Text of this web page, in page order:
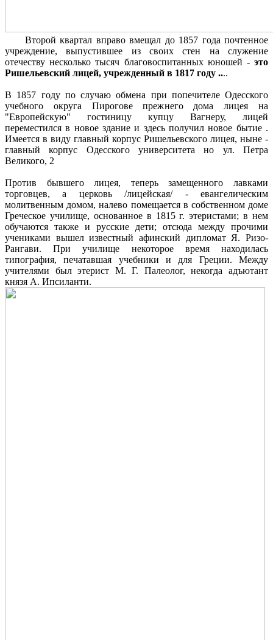
Второй квартал вправо вмещал до 1857 года почтенное
учреждение, выпустившее из своих стен на служение
отечеству несколько тысяч благовоспитанных юношей - это
Ришельевский лицей, учрежденный в 1817 году ....
В 1857 году по случаю обмена при попечителе Одесского
учебного округа Пирогове прежнего дома лицея на
"Европейскую" гостиницу купцу Вагнеру, лицей
переместился в новое здание и здесь получил новое бытие .
Имеется в виду главный корпус Ришельевского лицея, ныне -
главный корпус Одесского университета но ул. Петра
Великого, 2
Против бывшего лицея, теперь замещенного лавками
торговцев, а церковь /лицейская/ - евангелическим
молитвенным домом, налево помещается в собственном доме
Греческое училище, основанное в 1815 г. этеристами; в нем
обучаются также и русские дети; отсюда между прочими
учениками вышел известный афинский дипломат Я. Ризо-
Рангави. При училище некоторое время находилась
типография, печатавшая учебники и для Греции. Между
учителями был этерист М. Г. Палеолог, некогда адъютант
князя А. Ипсиланти.